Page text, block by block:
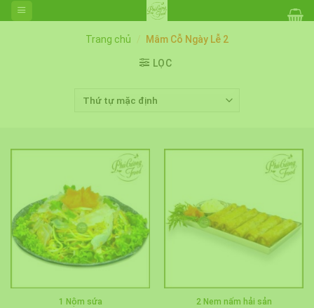
Skip
to
Trang chủ Mâm Cỗ Ngày Lễ 2
LỌC
1 Nộm sứa 2 Nem nấm hải sản